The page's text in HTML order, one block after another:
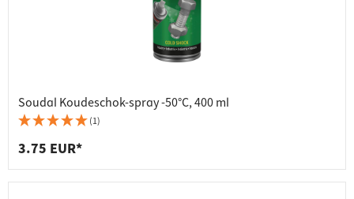
Soudal Koudeschok-spray -50°C, 400 ml
(1)
3.75 EUR*